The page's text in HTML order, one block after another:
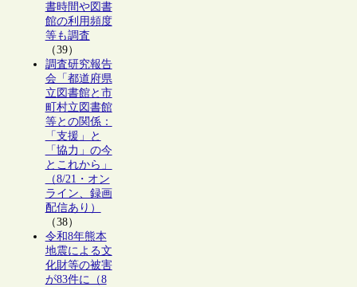
書時間や図書
館の利用頻度
等も調査
（39）
調査研究報告
会「都道府県
立図書館と市
町村立図書館
等との関係：
「支援」と
「協力」の今
とこれから」
（8/21・オン
ライン、録画
配信あり）
（38）
令和8年熊本
地震による文
化財等の被害
が83件に（8